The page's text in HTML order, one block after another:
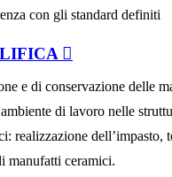
con gli standard definiti
e di conservazione delle
di lavoro nelle
realizzazione dell’impasto,
manufatti ceramici.